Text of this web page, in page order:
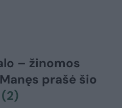
– žinomos
prašė šio
(2)